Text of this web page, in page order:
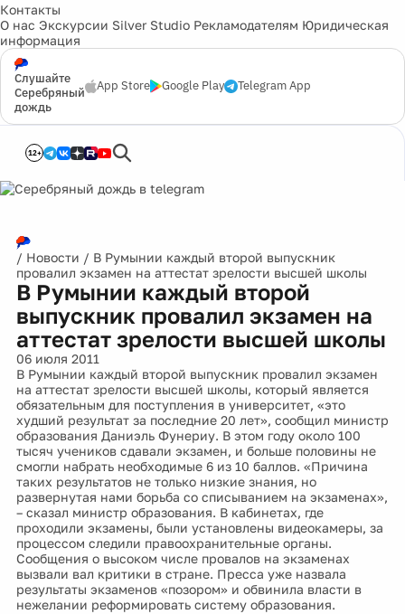
Контакты
О нас Экскурсии Silver Studio Рекламодателям Юридическая
информация
Слушайте
Серебряный
дождь
App Store Google Play Telegram App
12+
/ Новости / В Румынии каждый второй выпускник
провалил экзамен на аттестат зрелости высшей школы
В Румынии каждый второй
выпускник провалил экзамен на
аттестат зрелости высшей школы
06 июля 2011
В Румынии каждый второй выпускник провалил экзамен
на аттестат зрелости высшей школы, который является
обязательным для поступления в университет, «это
худший результат за последние 20 лет», сообщил министр
образования Даниэль Фунериу. В этом году около 100
тысяч учеников сдавали экзамен, и больше половины не
смогли набрать необходимые 6 из 10 баллов. «Причина
таких результатов не только низкие знания, но
развернутая нами борьба со списыванием на экзаменах»,
– сказал министр образования. В кабинетах, где
проходили экзамены, были установлены видеокамеры, за
процессом следили правоохранительные органы.
Сообщения о высоком числе провалов на экзаменах
вызвали вал критики в стране. Пресса уже назвала
результаты экзаменов «позором» и обвинила власти в
нежелании реформировать систему образования.